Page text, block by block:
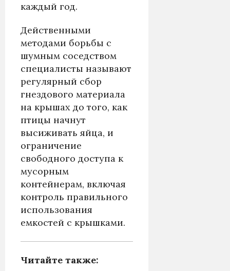
каждый год.
Действенными
методами борьбы с
шумным соседством
специалисты называют
регулярный сбор
гнездового материала
на крышах до того, как
птицы начнут
высиживать яйца, и
ограничение
свободного доступа к
мусорным
контейнерам, включая
контроль правильного
использования
емкостей с крышками.
Читайте также: